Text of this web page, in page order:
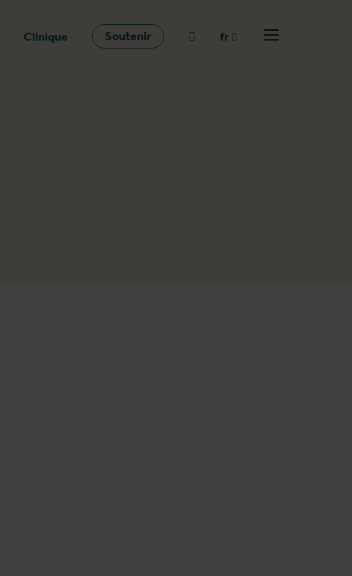
Clinique Soutenir go to search
fr
Ouvrir le menu